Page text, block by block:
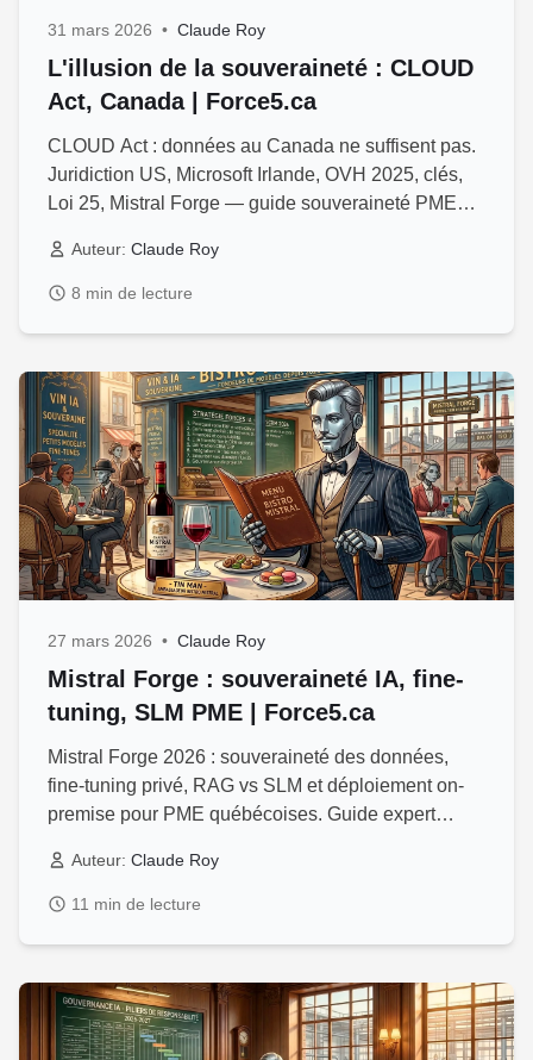
31 mars 2026 • Claude Roy
L'illusion de la souveraineté : CLOUD
Act, Canada | Force5.ca
CLOUD Act : données au Canada ne suffisent pas.
Juridiction US, Microsoft Irlande, OVH 2025, clés,
Loi 25, Mistral Forge — guide souveraineté PME
Auteur: Claude Roy
8 min de lecture
27 mars 2026 • Claude Roy
Mistral Forge : souveraineté IA, fine-
tuning, SLM PME | Force5.ca
Mistral Forge 2026 : souveraineté des données,
fine-tuning privé, RAG vs SLM et déploiement on-
premise pour PME québécoises. Guide expert
Auteur: Claude Roy
11 min de lecture